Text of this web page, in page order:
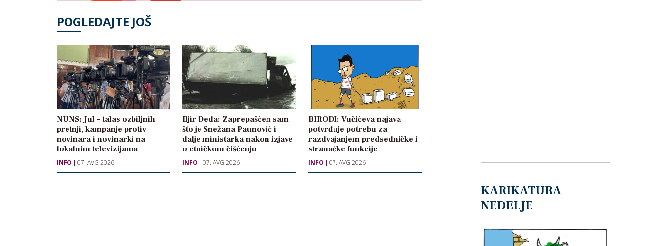
POGLEDAJTE JOŠ
NUNS: Jul – talas ozbiljnih
pretnji, kampanje protiv
novinara i novinarki na
lokalnim televizijama
INFO 07. AVG 2026
Iljir Deda: Zaprepašćen sam
što je Snežana Paunović i
dalje ministarka nakon izjave
o etničkom čišćenju
INFO 07. AVG 2026
BIRODI: Vučićeva najava
potvrđuje potrebu za
razdvajanjem predsedničke i
stranačke funkcije
INFO 07. AVG 2026
KARIKATURA
NEDELJE